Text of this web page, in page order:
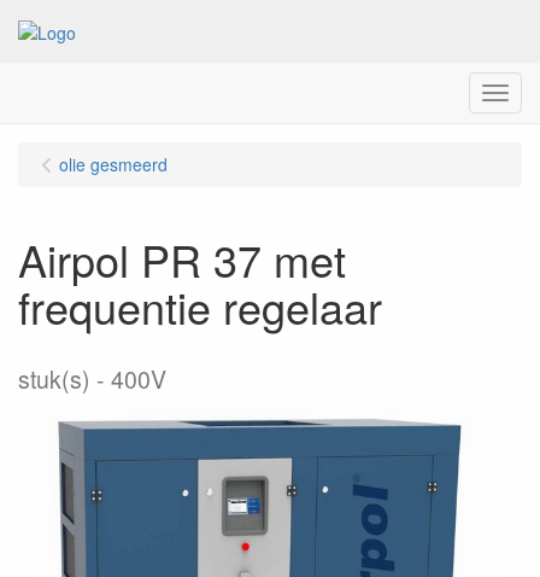
Menu
olie gesmeerd
Airpol PR 37 met
frequentie regelaar
stuk(s) 400V